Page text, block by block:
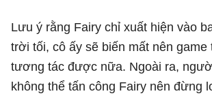
Lưu ý rằng Fairy chỉ xuất hiện vào
trời tối, cô ấy sẽ biến mất nên game
tương tác được nữa. Ngoài ra,
không thể tấn công Fairy nên đừng